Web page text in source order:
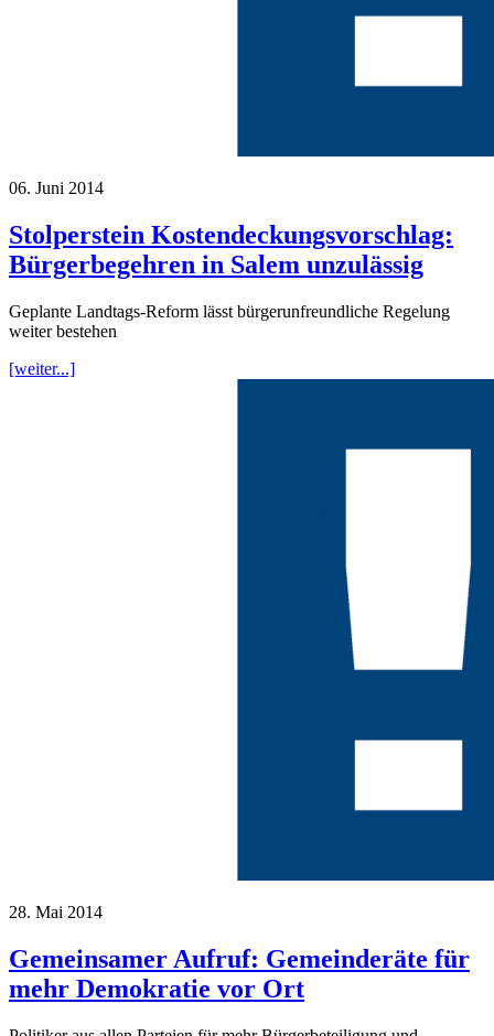
06. Juni 2014
Stolperstein Kostendeckungsvorschlag:
Bürgerbegehren in Salem unzulässig
Geplante Landtags-Reform lässt bürgerunfreundliche Regelung
weiter bestehen
[weiter...]
28. Mai 2014
Gemeinsamer Aufruf: Gemeinderäte für
mehr Demokratie vor Ort